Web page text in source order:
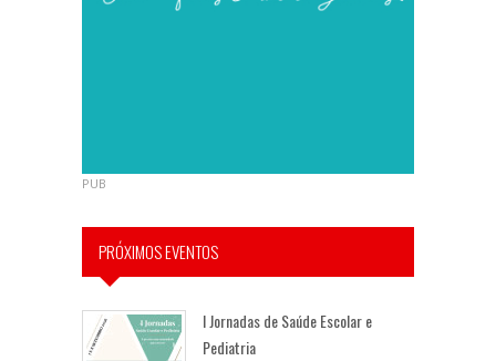
PUB
PRÓXIMOS EVENTOS
I Jornadas de Saúde Escolar e
Pediatria